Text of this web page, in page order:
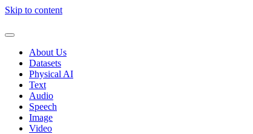
Skip to content
About Us
Datasets
Physical AI
Text
Audio
Speech
Image
Video